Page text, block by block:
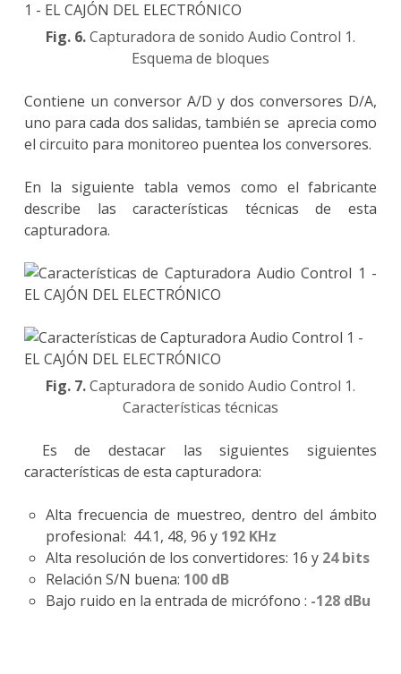
Fig. 6.Capturadora de sonido Audio Control 1.
Esquema de bloques
Contiene un conversor A/D y dos conversores D/A,
uno para cada dos salidas, también se aprecia como
el circuito para monitoreo puentea los conversores.
En la siguiente tabla vemos como el fabricante
describe las características técnicas de esta
capturadora.
Fig. 7.Capturadora de sonido Audio Control 1.
Características técnicas
Es de destacar las siguientes siguientes
características de esta capturadora:
Alta frecuencia de muestreo, dentro del ámbito
profesional: 44.1, 48, 96 y 192 KHz
Alta resolución de los convertidores: 16 y 24 bits
Relación S/N buena: 100 dB
Bajo ruido en la entrada de micrófono : -128 dBu